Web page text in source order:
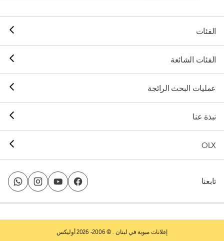
الفئات
الفئات الشائعة
عمليات البحث الرائجة
نبذة عنا
OLX
تابعنا
إعلانات مبوبة في لبنان . © 2006- 2026 أوليكس